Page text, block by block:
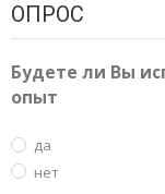
ОПРОС
Будете ли Вы
опыт
да
нет